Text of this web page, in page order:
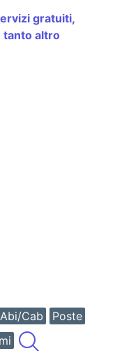
gratuiti,
tanto altro
Abi/Cab
Poste